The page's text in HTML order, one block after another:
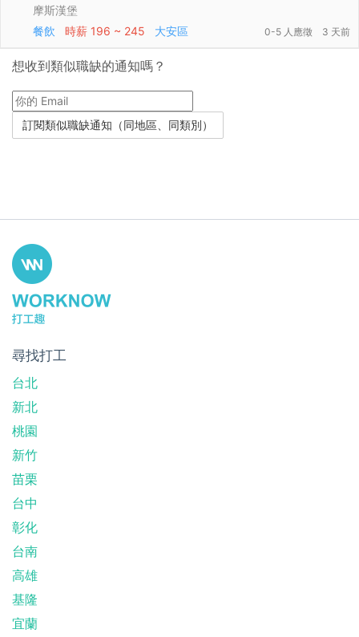
摩斯漢堡
餐飲
時薪 196 ~ 245 大安區 0-5 人應徵 3 天前
想收到類似職缺的通知嗎？
尋找打工
台北
新北
桃園
新竹
苗栗
台中
彰化
台南
高雄
基隆
宜蘭